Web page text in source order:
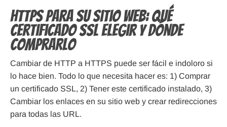
HTTPS para su sitio web: Qué
Certificado SSL Elegir y Dónde
Comprarlo
Cambiar de HTTP a HTTPS puede ser fácil e indoloro si
lo hace bien. Todo lo que necesita hacer es: 1) Comprar
un certificado SSL, 2) Tener este certificado instalado, 3)
Cambiar los enlaces en su sitio web y crear redirecciones
para todas las URL.